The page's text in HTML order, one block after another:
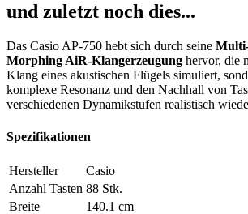
und zuletzt noch dies...
Das Casio AP-750 hebt sich durch seine
Morphing AiR-Klangerzeugung hervor, die
Klang eines akustischen Flügels simuliert,
komplexe Resonanz und den Nachhall von
verschiedenen Dynamikstufen realistisch
Spezifikationen
Hersteller
Casio
Anzahl Tasten 88 Stk.
Breite
140.1 cm